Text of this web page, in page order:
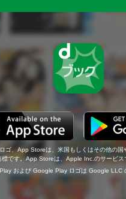
ゴ、App Storeは、米国もしくはその他の国
標です。App Storeは、Apple Inc.のサービス
および Google Play ロゴは Google LLC